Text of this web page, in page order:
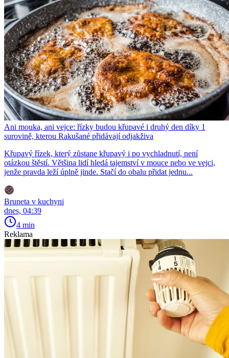
Ani mouka, ani vejce: řízky budou křupavé i druhý den díky 1
surovině, kterou Rakušané přidávají odjakživa
Křupavý řízek, který zůstane křupavý i po vychladnutí, není
otázkou štěstí. Většina lidí hledá tajemství v mouce nebo ve vejci,
jenže pravda leží úplně jinde. Stačí do obalu přidat jednu...
Bruneta v kuchyni
dnes, 04:39
4 min
Reklama